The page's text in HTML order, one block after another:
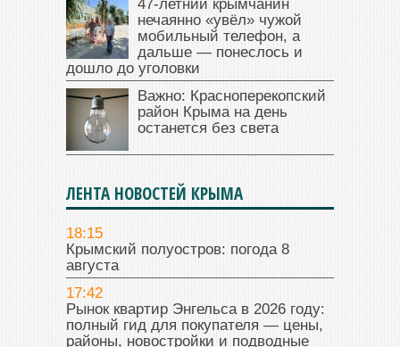
47‑летний крымчанин
нечаянно «увёл» чужой
мобильный телефон, а
дальше — понеслось и
дошло до уголовки
Важно: Красноперекопский
район Крыма на день
останется без света
ЛЕНТА НОВОСТЕЙ КРЫМА
18:15
Крымский полуостров: погода 8
августа
17:42
Рынок квартир Энгельса в 2026 году:
полный гид для покупателя — цены,
районы, новостройки и подводные